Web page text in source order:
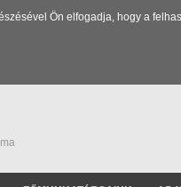
Ön elfogadja, hogy a